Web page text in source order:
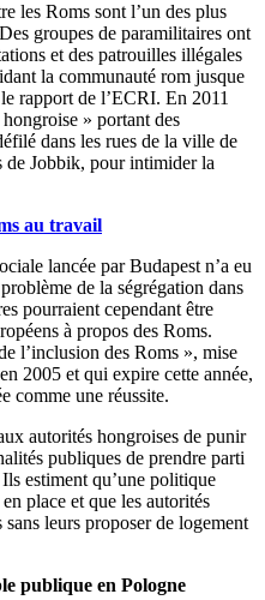
les Roms sont l’un des plus
groupes de paramilitaires ont
et des patrouilles illégales
la communauté rom jusque
rapport de l’ECRI. En 2011
» portant des
dans les rues de la ville de
de Jobbik, pour intimider la
au travail
lancée par Budapest n’a eu
de la ségrégation dans
pourraient cependant être
à propos des Roms.
l’inclusion des Roms », mise
2005 et qui expire cette année,
comme une réussite.
autorités hongroises de punir
publiques de prendre parti
estiment qu’une politique
place et que les autorités
leurs proposer de logement
publique en Pologne